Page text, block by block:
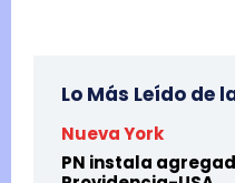
Lo Más Leído de
Nueva York
PN instala